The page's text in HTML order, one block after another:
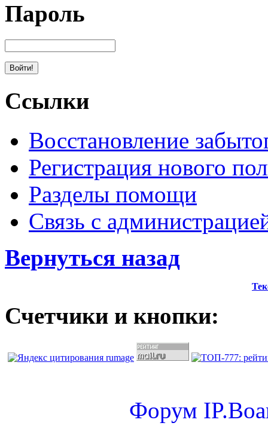
Пароль
Ссылки
Восстановление
Регистрация нового
Разделы помощи
Связь с
Вернуться назад
Счетчики и кнопки:
Форум